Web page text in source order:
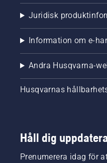
Juridisk
Information om e-
Andra Husqvarna-
Husqvarnas
Håll dig
Prenumerera idag för